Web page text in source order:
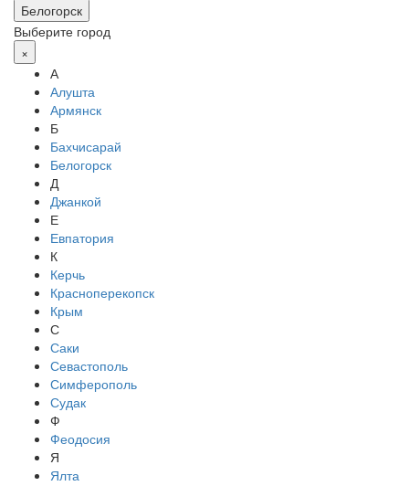
Белогорск
Выберите город
×
А
Алушта
Армянск
Б
Бахчисарай
Белогорск
Д
Джанкой
Е
Евпатория
К
Керчь
Красноперекопск
Крым
С
Саки
Севастополь
Симферополь
Судак
Ф
Феодосия
Я
Ялта